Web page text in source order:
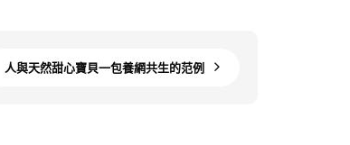
人與天然甜心寶貝一包養網共生的范例